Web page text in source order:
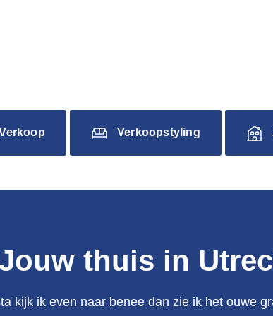
Verkoopstyling
thuis in
kijk ik even naar benee dan zie ik het ouwe